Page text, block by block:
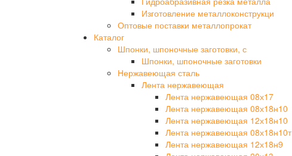
Изготовление металлоконструкци
Оптовые поставки металлопрокат
Каталог
Шпонки, шпоночные заготовки, с
Шпонки, шпоночные заготовки
Нержавеющая сталь
Лента нержавеющая
Лента нержавеющая 08х17
Лента нержавеющая 08х18н10
Лента нержавеющая 12х18н10
Лента нержавеющая 08х18н10т
Лента нержавеющая 12х18н9